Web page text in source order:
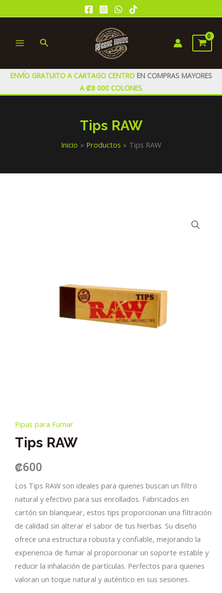
al
MENU
Buscar
ENVÍO GRATUITO A CARTAGO CENTRO EN COMPRAS MAYORES
A ₡8 000 COLONES
Tips RAW
Inicio Productos Tips RAW
Pipas para Fumar
Tips RAW
₡600
Los Tips RAW son ideales para quienes buscan un filtro
natural y efectivo para sus enrollados. Fabricados en
cartón sin blanquear, estos tips proporcionan una filtración
de calidad sin alterar el sabor de tus hierbas. Su diseño
ofrece una estructura robusta y confiable, mejorando la
experiencia de fumar al proporcionar un soporte estable y
reducir la inhalación de partículas. Perfectos para quienes
valoran un toque natural y auténtico en sus sesiones.